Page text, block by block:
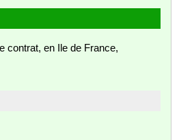
contrat, en Ile de France,